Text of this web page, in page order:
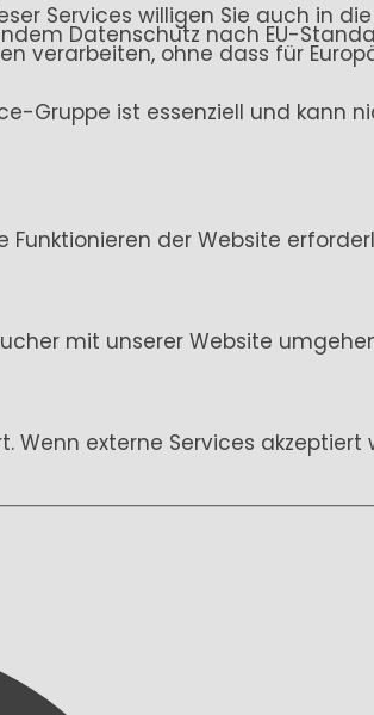
Services willigen Sie auch in
Datenschutz nach EU-
verarbeiten, ohne dass für
Gruppe ist essenziell und kann
der Website
mit unserer Website
externe Services akzeptiert